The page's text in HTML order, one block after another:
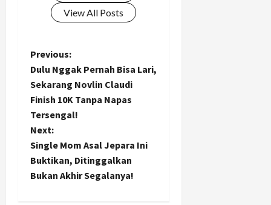
View All Posts
P
o
s
t
n
a
Previous:
Dulu Nggak Pernah Bisa Lari,
Sekarang Novlin Claudi
Finish 10K Tanpa Napas
Tersengal!
Next:
Single Mom Asal Jepara Ini
Buktikan, Ditinggalkan
Bukan Akhir Segalanya!